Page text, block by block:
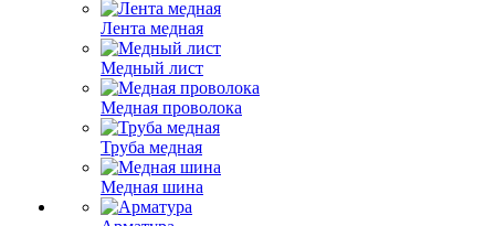
Лента медная
Медный лист
Медная проволока
Труба медная
Медная шина